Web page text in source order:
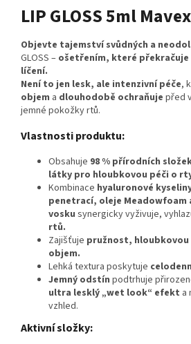
LIP GLOSS 5ml Mavex
Objevte tajemství svůdných a
GLOSS – ošetřením, které překračuje
líčení.
Není to jen lesk, ale intenzivní péče,
objem a dlouhodobě ochraňuje před
jemné pokožky rtů.
Vlastnosti produktu:
Obsahuje 98 % přírodních
látky pro hloubkovou péči o
Kombinace hyaluronové
penetrací, oleje Meadowfoam
vosku synergicky vyživuje,
rtů.
Zajišťuje pružnost,
objem.
Lehká textura poskytuje
Jemný odstín podtrhuje
ultra lesklý „wet look“ efekt a
vzhled.
Aktivní složky: